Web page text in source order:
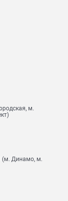
м.
(м. Динамо, м.